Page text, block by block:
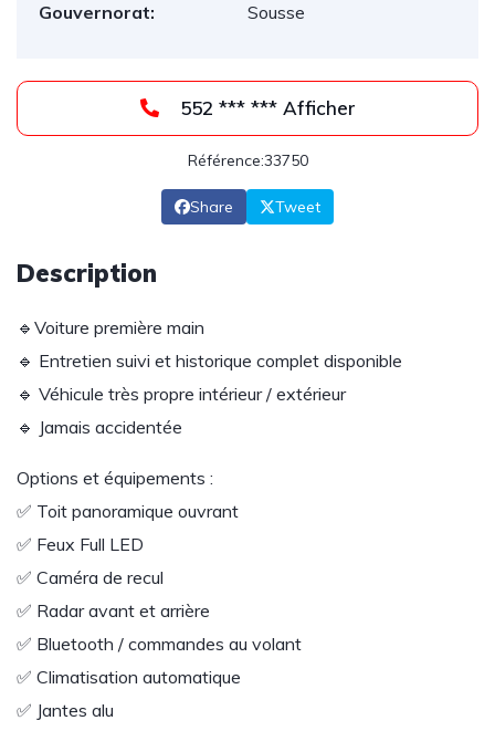
Gouvernorat:
Sousse
552 *** *** Afficher
Référence:33750
Share Tweet
Description
🔹Voiture première main
🔹 Entretien suivi et historique complet disponible
🔹 Véhicule très propre intérieur / extérieur
🔹 Jamais accidentée
Options et équipements :
✅ Toit panoramique ouvrant
✅ Feux Full LED
✅ Caméra de recul
✅ Radar avant et arrière
✅ Bluetooth / commandes au volant
✅ Climatisation automatique
✅ Jantes alu